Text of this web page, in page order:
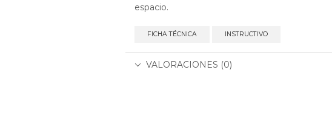
espacio.
FICHA TÉCNICA INSTRUCTIVO
VALORACIONES (0)